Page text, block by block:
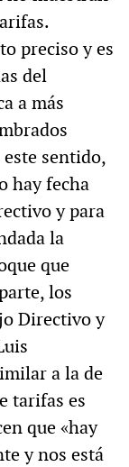
preciso y es
del
a más
sentido,
hay fecha
y para
la
que
los
Directivo y
a la de
tarifas es
que «hay
y nos está